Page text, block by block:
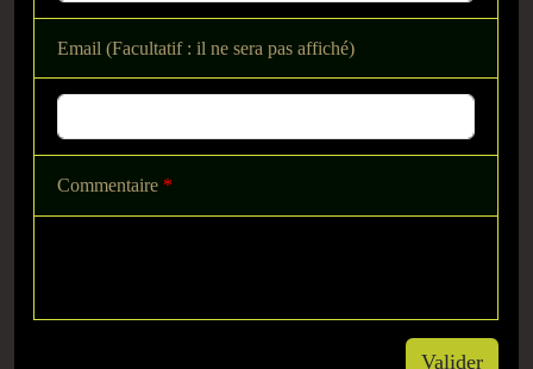
Email (Facultatif : il ne sera pas affiché)
Commentaire *
Valider